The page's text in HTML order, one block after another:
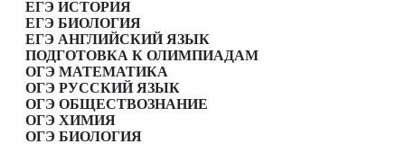
ЕГЭ ИСТОРИЯ
ЕГЭ БИОЛОГИЯ
ЕГЭ АНГЛИЙСКИЙ ЯЗЫК
ПОДГОТОВКА К ОЛИМПИАДАМ
ОГЭ МАТЕМАТИКА
ОГЭ РУССКИЙ ЯЗЫК
ОГЭ ОБЩЕСТВОЗНАНИЕ
ОГЭ ХИМИЯ
ОГЭ БИОЛОГИЯ